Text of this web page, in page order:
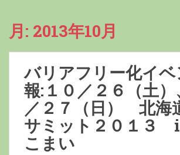
月: 2013年10月
バリアフリー化イ
報:１０／２６（土）
／２７（日） 北海
サミット２０１３
こまい